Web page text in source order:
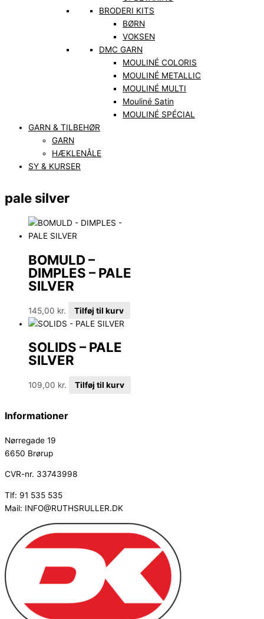
BRODERI KITS
BØRN
VOKSEN
DMC GARN
MOULINÉ COLORIS
MOULINÉ METALLIC
MOULINÉ MULTI
Mouliné Satin
MOULINÉ SPÉCIAL
GARN & TILBEHØR
GARN
HÆKLENÅLE
SY & KURSER
pale silver
BOMULD –
DIMPLES – PALE
SILVER
145,00 kr. Tilføj til kurv
SOLIDS – PALE
SILVER
109,00 kr. Tilføj til kurv
Informationer
Nørregade 19
6650 Brørup
CVR-nr. 33743998
Tlf: 91 535 535
Mail: INFO@RUTHSRULLER.DK